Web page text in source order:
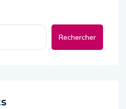
Rechercher